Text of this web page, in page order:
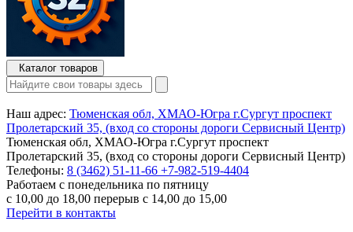
Каталог товаров
Наш адрес: Тюменская обл, ХМАО-Югра г.Сургут проспект
Пролетарский 35, (вход со стороны дороги Сервисный Центр)
Тюменская обл, ХМАО-Югра г.Сургут проспект
Пролетарский 35, (вход со стороны дороги Сервисный Центр)
Телефоны: 8 (3462) 51-11-66 +7-982-519-4404
Работаем с понедельника по пятницу
с 10,00 до 18,00 перерыв с 14,00 до 15,00
Перейти в контакты